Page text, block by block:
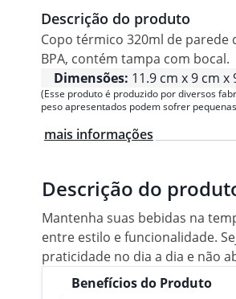
Descrição do produto
Copo térmico 320ml de parede
BPA, contém tampa com bocal.
Dimensões: 11.9 cm x 9 cm x
(Esse produto é produzido por diversos
peso apresentados podem sofrer
mais informações
Descrição do
Mantenha suas bebidas na
entre estilo e funcionalidade.
praticidade no dia a dia e não
Benefícios do Produto